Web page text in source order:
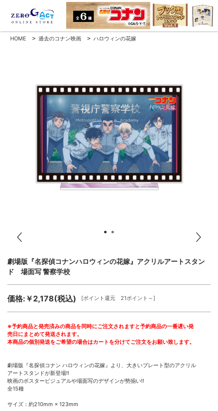
HOME > 過去のコナン映画 > ハロウィンの花嫁
劇場版『名探偵コナンハロウィンの花嫁』アクリルアートスタン
ド 場面写 警察学校
価格:￥2,178(税込) [ポイント還元 21ポイント～]
※予約商品と発売済みの商品を同時にご注文されますと予約商品の一番遅い発
売日にまとめて発送されます。
本商品の個別発送をご希望の場合はカートを分けてご注文をお願い致します。
劇場版『名探偵コナン ハロウィンの花嫁』より、大きいプレート型のアクリル
アートスタンドが新登場!!
映画のポスタービジュアルや場面写のデザインが勢揃い!!
全15種
サイズ：約210mm × 123mm